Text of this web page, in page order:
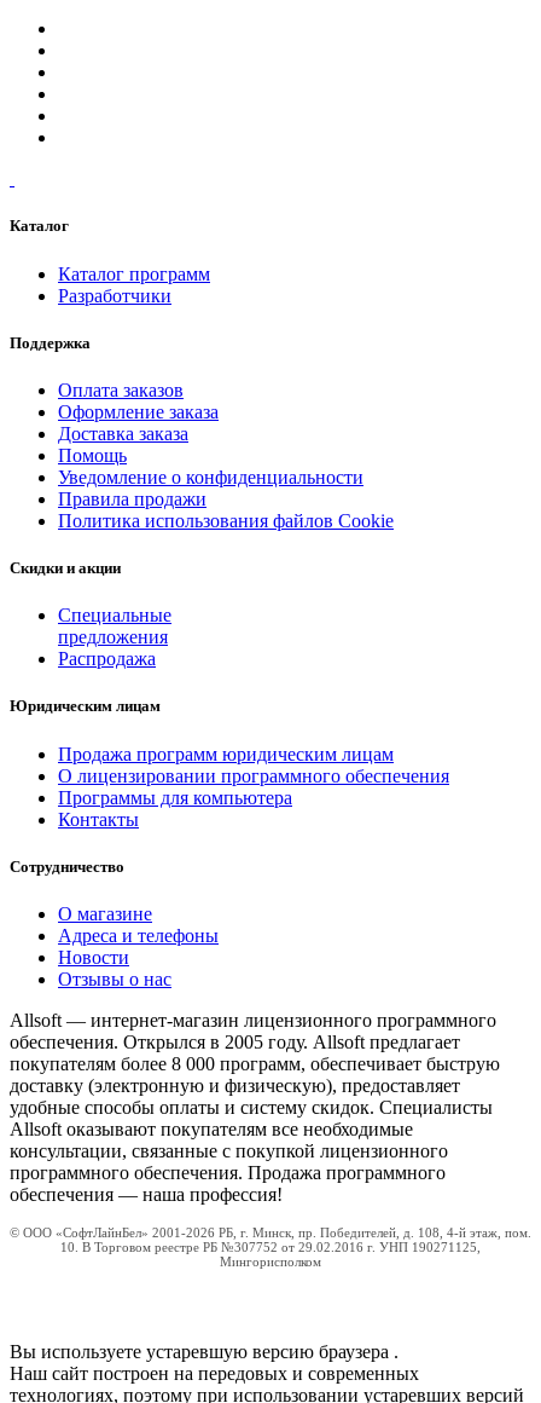
Каталог
Каталог программ
Разработчики
Поддержка
Оплата заказов
Оформление заказа
Доставка заказа
Помощь
Уведомление о конфиденциальности
Правила продажи
Политика использования файлов Cookie
Скидки и акции
Специальные
предложения
Распродажа
Юридическим лицам
Продажа программ юридическим лицам
О лицензировании программного обеспечения
Программы для компьютера
Контакты
Сотрудничество
О магазине
Адреса и телефоны
Новости
Отзывы о нас
Allsoft — интернет-магазин лицензионного программного
обеспечения. Открылся в 2005 году. Allsoft предлагает
покупателям более 8 000 программ, обеспечивает быструю
доставку (электронную и физическую), предоставляет
удобные способы оплаты и систему скидок. Специалисты
Allsoft оказывают покупателям все необходимые
консультации, связанные с покупкой лицензионного
программного обеспечения. Продажа программного
обеспечения — наша профессия!
© ООО «СофтЛайнБел» 2001-2026 РБ, г. Минск, пр. Победителей, д. 108, 4-й этаж, пом.
10. В Торговом реестре РБ №307752 от 29.02.2016 г. УНП 190271125,
Мингорисполком
Вы используете устаревшую версию браузера .
Наш сайт построен на передовых и современных
технологиях, поэтому при использовании устаревших версий